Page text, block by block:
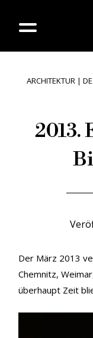
ARCHITEKTUR|
2013.
Der März 2013
Chemnitz,
überhaupt Zeit